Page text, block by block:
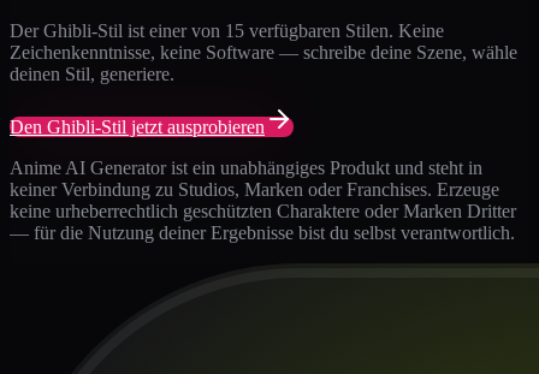
Der Ghibli-Stil ist einer von 15 verfügbaren Stilen. Keine
Zeichenkenntnisse, keine Software — schreibe deine Szene, wähle
deinen Stil, generiere.
Den Ghibli-Stil jetzt ausprobieren
Anime AI Generator ist ein unabhängiges Produkt und steht in
keiner Verbindung zu Studios, Marken oder Franchises. Erzeuge
keine urheberrechtlich geschützten Charaktere oder Marken Dritter
— für die Nutzung deiner Ergebnisse bist du selbst verantwortlich.